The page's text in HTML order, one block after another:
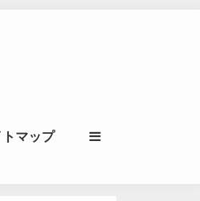
四柱推
マップ